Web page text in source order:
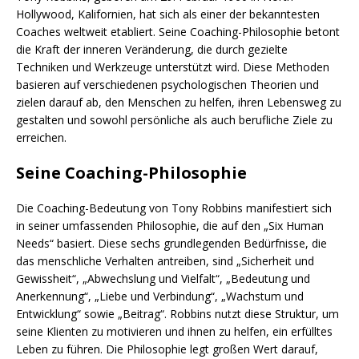
Hollywood, Kalifornien, hat sich als einer der bekanntesten
Coaches weltweit etabliert. Seine Coaching-Philosophie betont
die Kraft der inneren Veränderung, die durch gezielte
Techniken und Werkzeuge unterstützt wird. Diese Methoden
basieren auf verschiedenen psychologischen Theorien und
zielen darauf ab, den Menschen zu helfen, ihren Lebensweg zu
gestalten und sowohl persönliche als auch berufliche Ziele zu
erreichen.
Seine Coaching-Philosophie
Die Coaching-Bedeutung von Tony Robbins manifestiert sich
in seiner umfassenden Philosophie, die auf den „Six Human
Needs“ basiert. Diese sechs grundlegenden Bedürfnisse, die
das menschliche Verhalten antreiben, sind „Sicherheit und
Gewissheit“, „Abwechslung und Vielfalt“, „Bedeutung und
Anerkennung“, „Liebe und Verbindung“, „Wachstum und
Entwicklung“ sowie „Beitrag“. Robbins nutzt diese Struktur, um
seine Klienten zu motivieren und ihnen zu helfen, ein erfülltes
Leben zu führen. Die Philosophie legt großen Wert darauf,